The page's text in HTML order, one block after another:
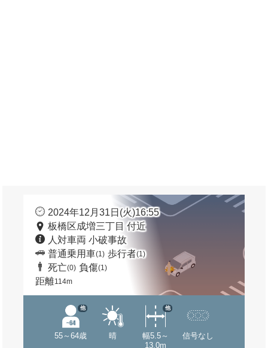
2024年12月31日(火)16:55
板橋区成増三丁目 付近
人対車両 小破事故
普通乗用車(1) 歩行者(1)
死亡(0) 負傷(1)
距離114m
55～64歳
他
晴
幅5.5～
13.0m
他
信号なし